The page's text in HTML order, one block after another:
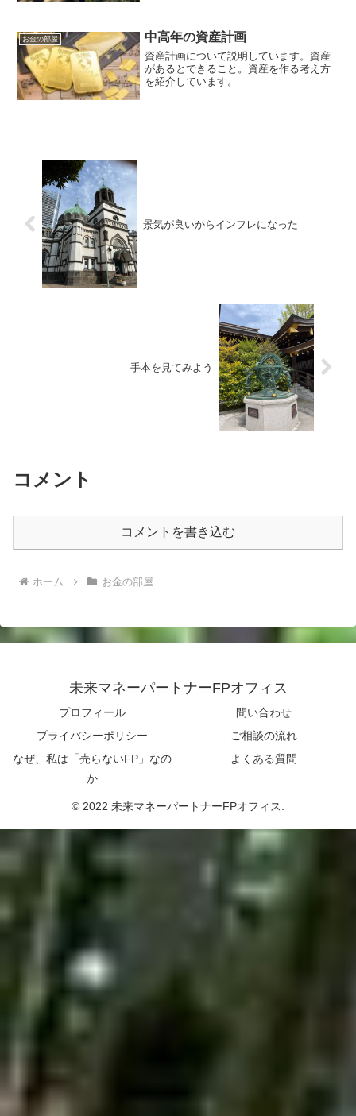
ョンを含みます）。...
お金の部屋 中高年の資産計画
資産計画について説明しています。資産
があるとできること。資産を作る考え方
を紹介しています。
景気が良いからインフレになった
手本を見てみよう
コメント
コメントを書き込む
ホーム お金の部屋
未来マネーパートナーFPオフィス
プロフィール
問い合わせ
プライバシーポリシー
ご相談の流れ
なぜ、私は「売らないFP」なの
か
よくある質問
© 2022 未来マネーパートナーFPオフィス.